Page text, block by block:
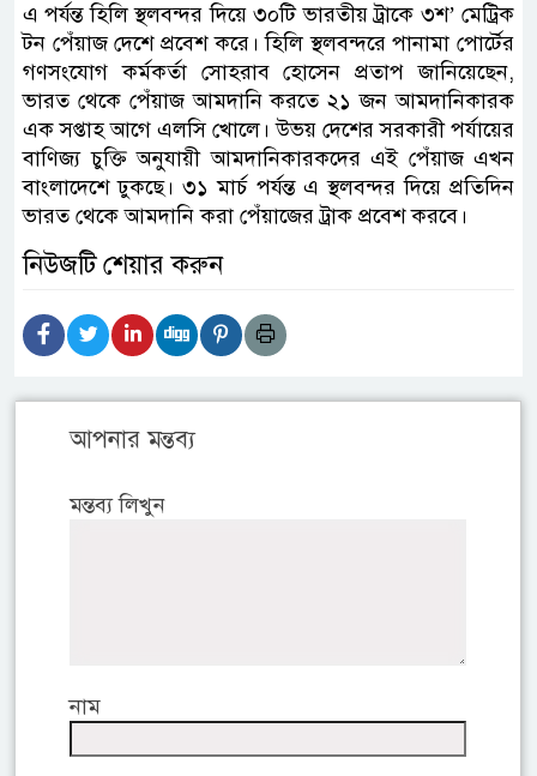
এ পর্যন্ত হিলি স্থলবন্দর দিয়ে ৩০টি ভারতীয় ট্রাকে ৩শ’ মেট্রিক
টন পেঁয়াজ দেশে প্রবেশ করে। হিলি স্থলবন্দরে পানামা পোর্টের
গণসংযোগ কর্মকর্তা সোহরাব হোসেন প্রতাপ জানিয়েছেন,
ভারত থেকে পেঁয়াজ আমদানি করতে ২১ জন আমদানিকারক
এক সপ্তাহ আগে এলসি খোলে। উভয় দেশের সরকারী পর্যায়ের
বাণিজ্য চুক্তি অনুযায়ী আমদানিকারকদের এই পেঁয়াজ এখন
বাংলাদেশে ঢুকছে। ৩১ মার্চ পর্যন্ত এ স্থলবন্দর দিয়ে প্রতিদিন
ভারত থেকে আমদানি করা পেঁয়াজের ট্রাক প্রবেশ করবে।
নিউজটি শেয়ার করুন
আপনার মন্তব্য
মন্তব্য লিখুন
নাম